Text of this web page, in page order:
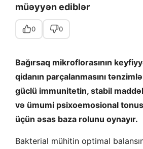
müəyyən ediblər
0 0
Bağırsaq mikroflorasının
qidanın parçalanmasını
güclü immunitetin, stabil
və ümumi psixoemosional
üçün əsas baza rolunu oynayır.
Bakterial mühitin optimal